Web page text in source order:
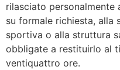
rilasciato personalmente
su formale richiesta, alla
sportiva o alla struttura
obbligate a restituirlo al
ventiquattro ore.